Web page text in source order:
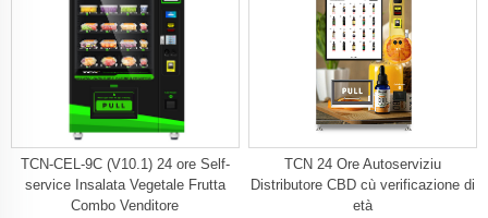
TCN-CEL-9C (V10.1) 24 ore Self-
service Insalata Vegetale Frutta
Combo Venditore
TCN 24 Ore Autoserviziu
Distributore CBD cù verificazione di
età